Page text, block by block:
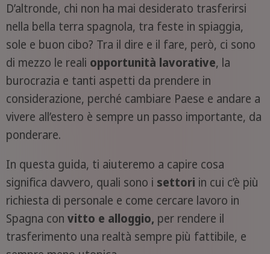
D’altronde, chi non ha mai desiderato trasferirsi
nella bella terra spagnola, tra feste in spiaggia,
sole e buon cibo? Tra il dire e il fare, però, ci sono
di mezzo le reali opportunità lavorative, la
burocrazia e tanti aspetti da prendere in
considerazione, perché cambiare Paese e andare a
vivere all’estero è sempre un passo importante, da
ponderare.
In questa guida, ti aiuteremo a capire cosa
significa davvero, quali sono i settori in cui c’è più
richiesta di personale e come cercare lavoro in
Spagna con vitto e alloggio, per rendere il
trasferimento una realtà sempre più fattibile, e